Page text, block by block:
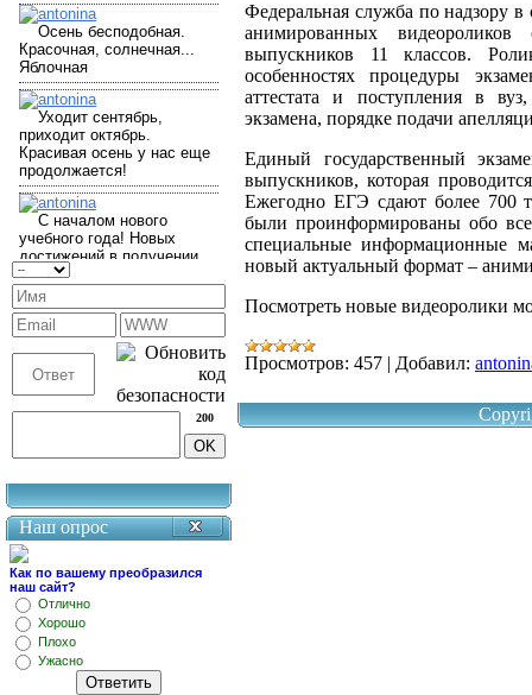
200
Наш опрос
Как по вашему преобразился
наш сайт?
Отлично
Хорошо
Плохо
Ужасно
Федеральная служба по надзору
анимированных
выпускников 11 классов.
особенностях процедуры
аттестата и поступления в
экзамена, порядке подачи
Единый государственный
выпускников, которая
Ежегодно ЕГЭ сдают более 700
были проинформированы обо
специальные информационные
новый актуальный формат –
Посмотреть новые видеоролики
Просмотров: 457 | Добавил: